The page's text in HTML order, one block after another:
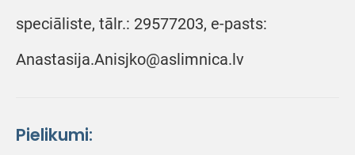
speciāliste, tālr.: 29577203, e-pasts:
Anastasija.Anisjko@aslimnica.lv
Pielikumi: